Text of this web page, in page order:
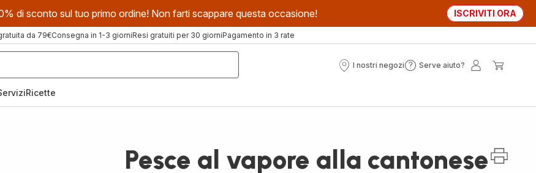
di sconto sul tuo primo ordine! Non farti scappare questa occasione! ISCRIVITI ORA
da 79€Consegna in 1-3 giorniResi gratuiti per 30 giorniPagamento in 3 rate
I nostri negozi
I
Serve aiuto?
Serve
Ricette
Pesce al vapore alla cantonese